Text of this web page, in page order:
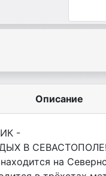
Описание
-
В СЕВАСТОПОЛЕ!
на